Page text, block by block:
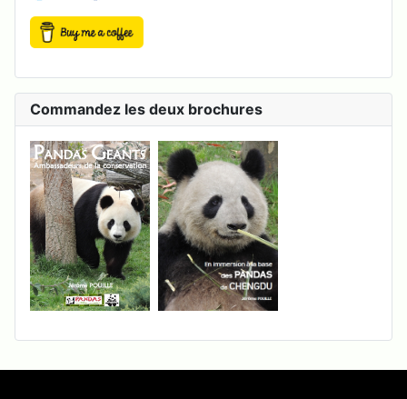
Commandez les deux brochures